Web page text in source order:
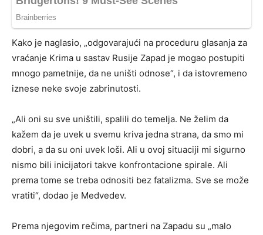
Kako je naglasio, „odgovarajući na proceduru glasanja za
vraćanje Krima u sastav Rusije Zapad je mogao postupiti
mnogo pametnije, da ne uništi odnose“, i da istovremeno
iznese neke svoje zabrinutosti.
„Ali oni su sve uništili, spalili do temelja. Ne želim da
kažem da je uvek u svemu kriva jedna strana, da smo mi
dobri, a da su oni uvek loši. Ali u ovoj situaciji mi sigurno
nismo bili inicijatori takve konfrontacione spirale. Ali
prema tome se treba odnositi bez fatalizma. Sve se može
vratiti“, dodao je Medvedev.
Prema njegovim rečima, partneri na Zapadu su „malo